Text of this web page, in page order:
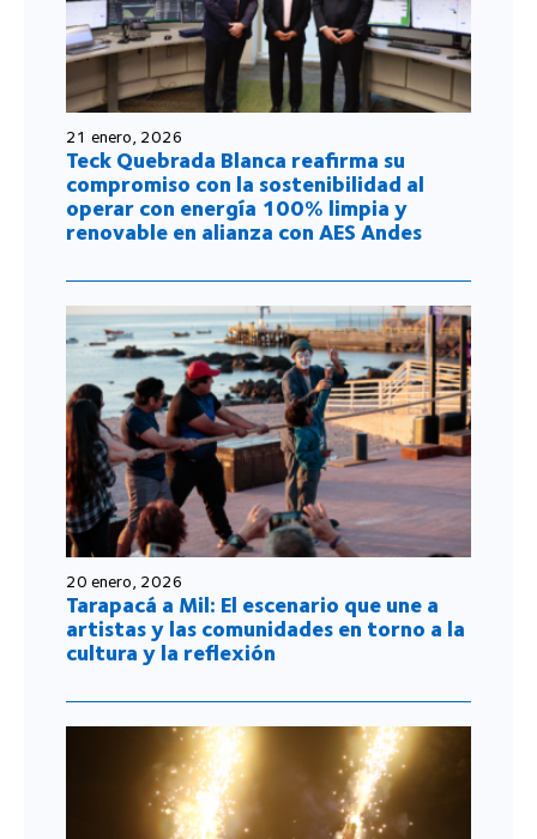
21 enero, 2026
Teck Quebrada Blanca reafirma su
compromiso con la sostenibilidad al
operar con energía 100% limpia y
renovable en alianza con AES Andes
20 enero, 2026
Tarapacá a Mil: El escenario que une a
artistas y las comunidades en torno a la
cultura y la reflexión